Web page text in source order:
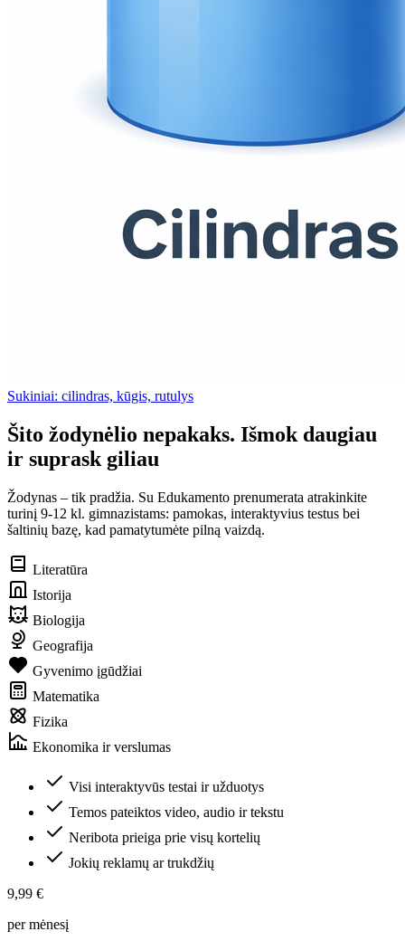
Sukiniai: cilindras, kūgis, rutulys
Šito žodynėlio nepakaks. Išmok daugiau
ir suprask giliau
Žodynas – tik pradžia. Su Edukamento prenumerata atrakinkite
turinį 9-12 kl. gimnazistams: pamokas, interaktyvius testus bei
šaltinių bazę, kad pamatytumėte pilną vaizdą.
Literatūra
Istorija
Biologija
Geografija
Gyvenimo įgūdžiai
Matematika
Fizika
Ekonomika ir verslumas
Visi interaktyvūs testai ir užduotys
Temos pateiktos video, audio ir tekstu
Neribota prieiga prie visų kortelių
Jokių reklamų ar trukdžių
9,99 €
per mėnesį